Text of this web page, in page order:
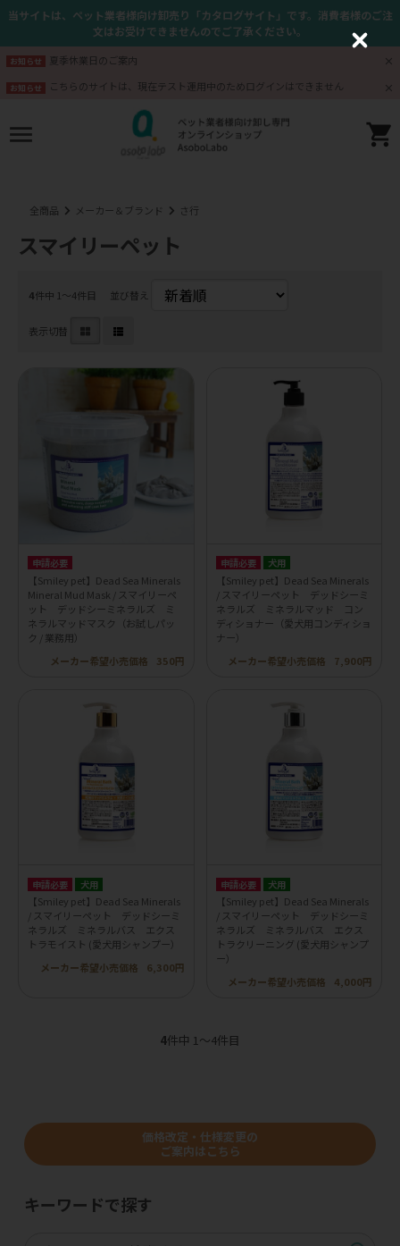
当サイトは、ペット業者様向け卸売り「カタログサイト」です。消費者様のご注
文はお受けできませんのでご了承ください。
お知らせ 夏季休業日のご案内
お知らせ こちらのサイトは、現在テスト運用中のためログインはできません
全商品 メーカー＆ブランド さ行
スマイリーペット
4件中 1〜4件目 並び替え
表示切替
申請必要
【Smiley pet】Dead Sea Minerals
Mineral Mud Mask / スマイリーペ
ット デッドシーミネラルズ ミ
ネラルマッドマスク（お試しパッ
ク / 業務用）
メーカー希望小売価格
350円
申請必要 犬用
【Smiley pet】Dead Sea Minerals
/ スマイリーペット デッドシーミ
ネラルズ ミネラルマッド コン
ディショナー（愛犬用コンディショ
ナー）
メーカー希望小売価格
7,900円
申請必要 犬用
【Smiley pet】Dead Sea Minerals
/ スマイリーペット デッドシーミ
ネラルズ ミネラルバス エクス
トラモイスト (愛犬用シャンプー）
メーカー希望小売価格
6,300円
申請必要 犬用
【Smiley pet】Dead Sea Minerals
/ スマイリーペット デッドシーミ
ネラルズ ミネラルバス エクス
トラクリーニング (愛犬用シャンプ
ー）
メーカー希望小売価格
4,000円
4件中 1〜4件目
価格改定・仕様変更の
ご案内はこちら
キーワードで探す
C